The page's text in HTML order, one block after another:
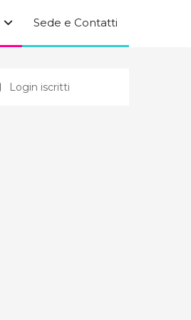
Sede e Contatti
Login iscritti